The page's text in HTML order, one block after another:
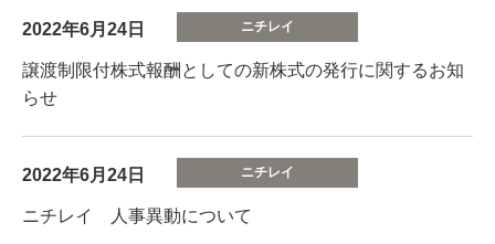
2022年6月24日
譲渡制限付株式報酬としての新株式の発行に関するお知
らせ
2022年6月24日
ニチレイ 人事異動について